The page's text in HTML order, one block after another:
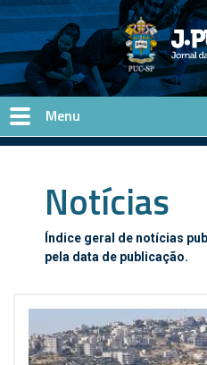
Pular para o conteúdo principal
Notícias
Índice geral de notícias
pela data de publicação.